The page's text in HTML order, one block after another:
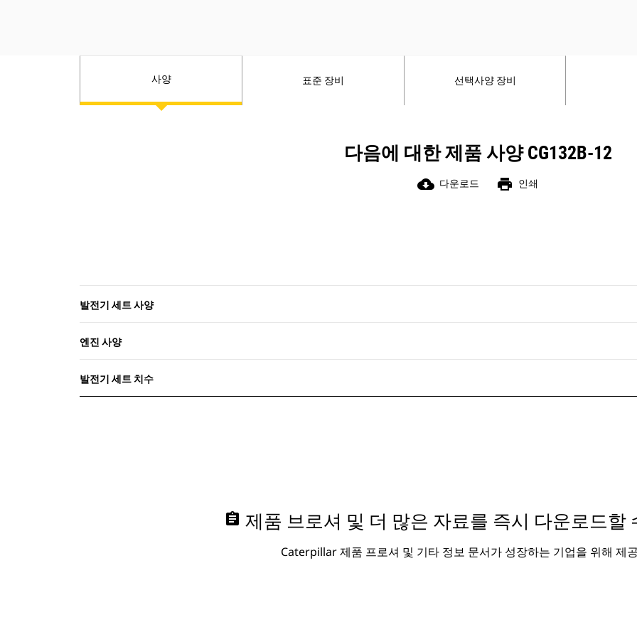
사양 표준 장비 선택사양 장비
다음에 대한 제품 사양 CG132B-12
cloud_download 다운로드 print 인쇄
발전기 세트 사양
엔진 사양
발전기 세트 치수
assignment 제품 브로셔 및 더 많은 자료를 즉시 다운로드할
Caterpillar 제품 프로셔 및 기타 정보 문서가 성장하는 기업을 위해 제